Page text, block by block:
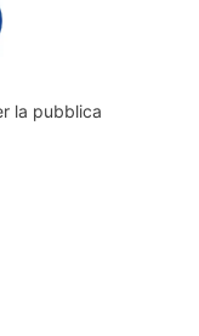
la pubblica